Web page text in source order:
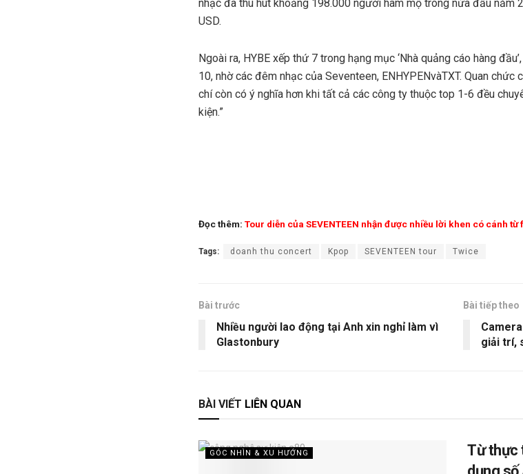
nhạc đã thu hút khoảng 198.000 người hâm mộ trong nửa đầu năm
USD.
Ngoài ra, HYBE xếp thứ 7 trong hạng mục ‘Nhà quảng cáo hàng
10, nhờ các đêm nhạc của Seventeen, ENHYPENvàTXT. Quan chức
chí còn có ý nghĩa hơn khi tất cả các công ty thuộc top 1-6 đều
kiện.”
Đọc thêm: Tour diễn của SEVENTEEN nhận được nhiều lời khen có cánh từ
Tags: doanh thu concert Kpop SEVENTEEN tour Twice
Bài trước
Nhiều người lao động tại Anh xin nghỉ làm vì
Glastonbury
Bài tiếp theo
giải trí,
BÀI VIẾT LIÊN QUAN
GÓC NHÌN & XU HƯỚNG
Từ thực